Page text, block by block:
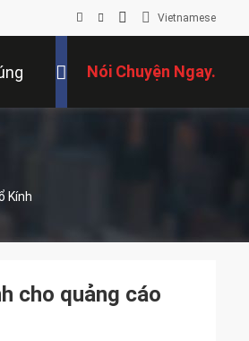
Vietnamese
Nói Chuyện Ngay.
Kính
cho quảng cáo